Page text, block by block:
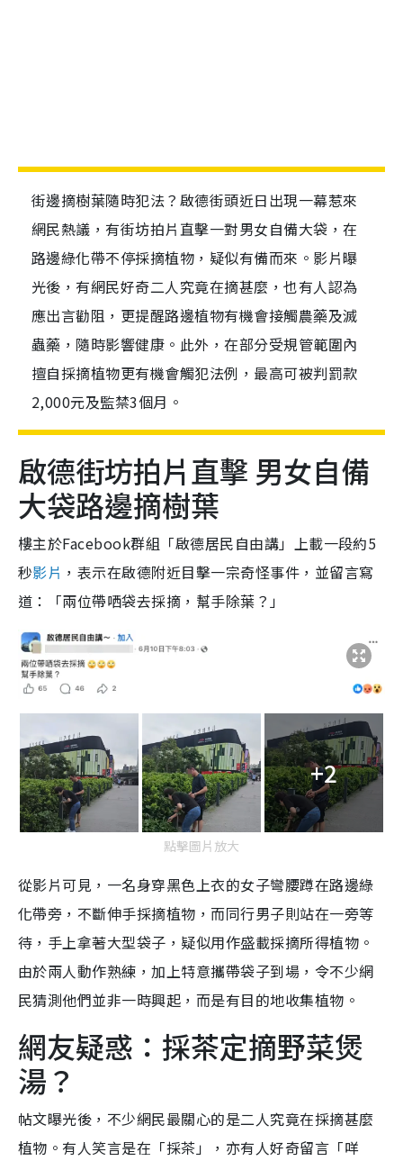
街邊摘樹葉隨時犯法？啟德街頭近日出現一幕惹來
網民熱議，有街坊拍片直擊一對男女自備大袋，在
路邊綠化帶不停採摘植物，疑似有備而來。影片曝
光後，有網民好奇二人究竟在摘甚麼，也有人認為
應出言勸阻，更提醒路邊植物有機會接觸農藥及滅
蟲藥，隨時影響健康。此外，在部分受規管範圍內
擅自採摘植物更有機會觸犯法例，最高可被判罰款
2,000元及監禁3個月。
啟德街坊拍片直擊 男女自備
大袋路邊摘樹葉
樓主於Facebook群組「啟德居民自由講」上載一段約5
秒影片 ，表示在啟德附近目擊一宗奇怪事件，並留言寫
道：「兩位帶哂袋去採摘，幫手除葉？」
+2
點擊圖片放大
從影片可見，一名身穿黑色上衣的女子彎腰蹲在路邊綠
化帶旁，不斷伸手採摘植物，而同行男子則站在一旁等
待，手上拿著大型袋子，疑似用作盛載採摘所得植物。
由於兩人動作熟練，加上特意攜帶袋子到場，令不少網
民猜測他們並非一時興起，而是有目的地收集植物。
網友疑惑：採茶定摘野菜煲
湯？
帖文曝光後，不少網民最關心的是二人究竟在採摘甚麼
植物。有人笑言是在「採茶」，亦有人好奇留言「咩